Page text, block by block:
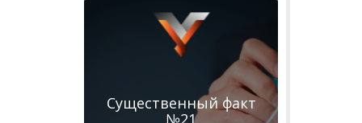
Существенный факт
№21